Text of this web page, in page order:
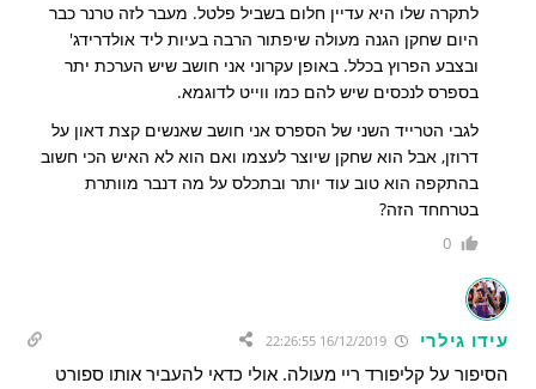
לתקרה שלו היא עדיין חלום בשביל פלטל. מעבר לזה טרנר כבר
היום שחקן הגנה מעולה שיפתור הרבה בעיות ליד אולדרידג'
ובצבע הפרוץ בכלל. באופן עקרוני אני חושב שיש הערכת יתר
בספרס לנכסים שיש להם כמו ווייט לדוגמא.
לגבי הטרייד השני של הספרס אני חושב שאנשים קצת דאון על
דרוזן, אבל הוא שחקן שיוצר לעצמו ואם הוא לא האיש הכי חשוב
בהתקפה הוא טוב עוד יותר ובתכלס על מה דנבר מוותרת
בטרחחד הזה?
0
עידו גילרי 16/12/2019 22:26:55
הסיפור על קליפורד ריי מעולה. אולי כדאי להעביר אותו ספורט